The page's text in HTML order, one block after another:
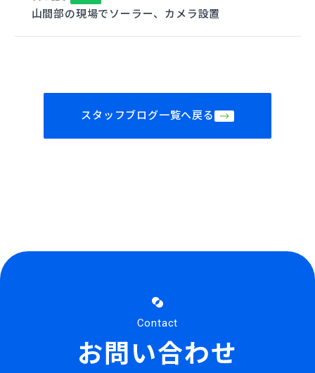
山間部の現場でソーラー、カメラ設置
スタッフブログ一覧へ戻る
Contact
お問い合わせ